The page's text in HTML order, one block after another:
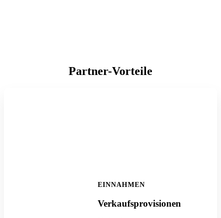
Partner-Vorteile
EINNAHMEN
Verkaufsprovisionen